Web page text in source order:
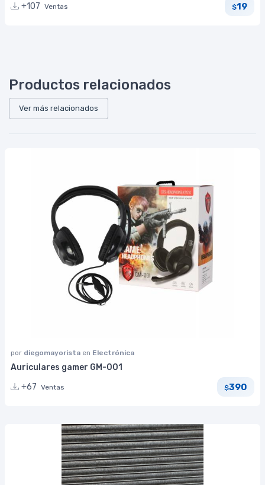
+107 Ventas $19
Productos relacionados
Ver más relacionados
por diegomayorista en Electrónica
Auriculares gamer GM-001
+67 Ventas $390